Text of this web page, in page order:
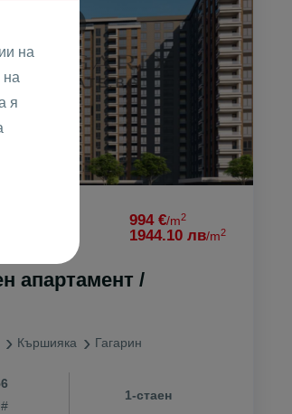
994 €/m2
1944.10 лв/m2
апартамент /
Кършияка Гагарин
1-стаен
на
на
я